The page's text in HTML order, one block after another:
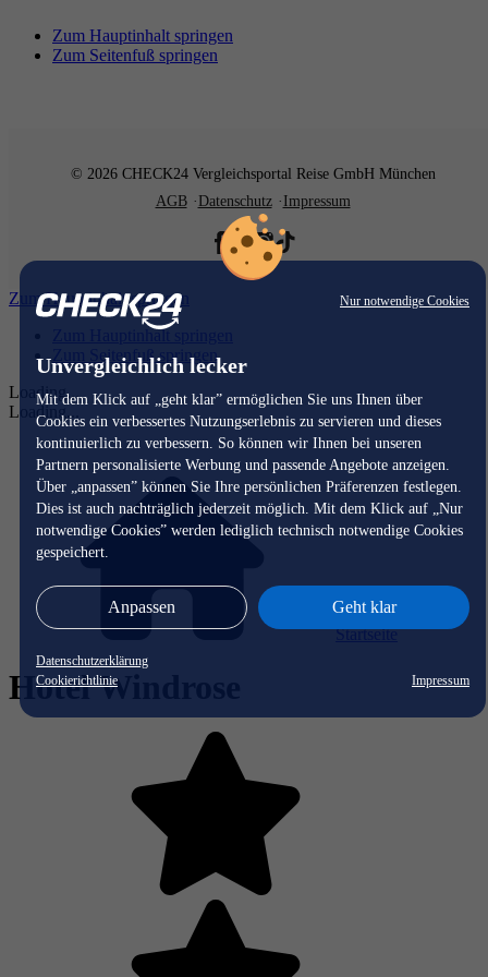
Nur notwendige Cookies
Unvergleichlich lecker
Mit dem Klick auf „geht klar” ermöglichen Sie uns Ihnen über
Cookies ein verbessertes Nutzungserlebnis zu servieren und dieses
kontinuierlich zu verbessern. So können wir Ihnen bei unseren
Partnern personalisierte Werbung und passende Angebote anzeigen.
Über „anpassen” können Sie Ihre persönlichen Präferenzen festlegen.
Dies ist auch nachträglich jederzeit möglich. Mit dem Klick auf „Nur
notwendige Cookies” werden lediglich technisch notwendige Cookies
gespeichert.
Anpassen Geht klar
Datenschutzerklärung
Cookierichtlinie
Impressum
Zum Hauptinhalt springen
Zum Seitenfuß springen
© 2026 CHECK24 Vergleichsportal Reise GmbH München
AGB
Datenschutz Impressum
Zum Hauptinhalt springen
Zum Hauptinhalt springen
Zum Seitenfuß springen
Loading...
Loading...
Startseite
Hotel Windrose